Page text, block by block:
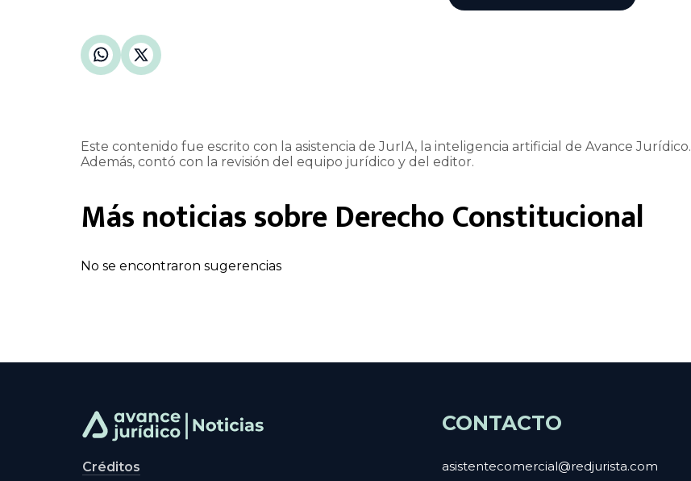
Este contenido fue escrito con la asistencia de JurIA, la inteligencia artificial de Avance Jurídico.
Además, contó con la revisión del equipo jurídico y del editor.
Más noticias sobreDerecho Constitucional
No se encontraron sugerencias
Créditos
CONTACTO
asistentecomercial@redjurista.com